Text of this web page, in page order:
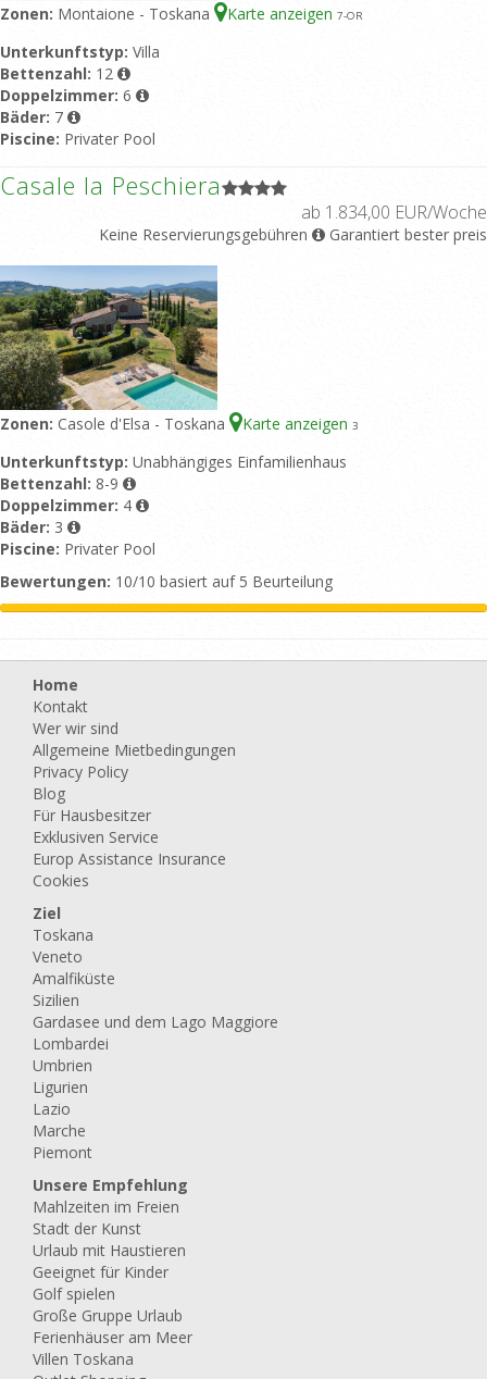
Zonen: Montaione - Toskana Karte anzeigen 7-OR
Unterkunftstyp: Villa
Bettenzahl: 12
Doppelzimmer: 6
Bäder: 7
Piscine: Privater Pool
Casale la Peschiera
ab 1.834,00 EUR/Woche
Keine Reservierungsgebühren Garantiert bester preis
Zonen: Casole d'Elsa - Toskana Karte anzeigen 3
Unterkunftstyp: Unabhängiges Einfamilienhaus
Bettenzahl: 8-9
Doppelzimmer: 4
Bäder: 3
Piscine: Privater Pool
Bewertungen: 10/10 basiert auf 5 Beurteilung
Home
Kontakt
Wer wir sind
Allgemeine Mietbedingungen
Privacy Policy
Blog
Für Hausbesitzer
Exklusiven Service
Europ Assistance Insurance
Cookies
Ziel
Toskana
Veneto
Amalfiküste
Sizilien
Gardasee und dem Lago Maggiore
Lombardei
Umbrien
Ligurien
Lazio
Marche
Piemont
Unsere Empfehlung
Mahlzeiten im Freien
Stadt der Kunst
Urlaub mit Haustieren
Geeignet für Kinder
Golf spielen
Große Gruppe Urlaub
Ferienhäuser am Meer
Villen Toskana